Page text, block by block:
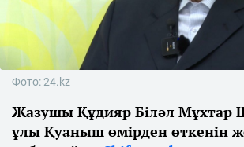
Фото: 24.kz
Жазушы Құдияр Біләл Мұхтар
ұлы Қуаныш өмірден өткенін